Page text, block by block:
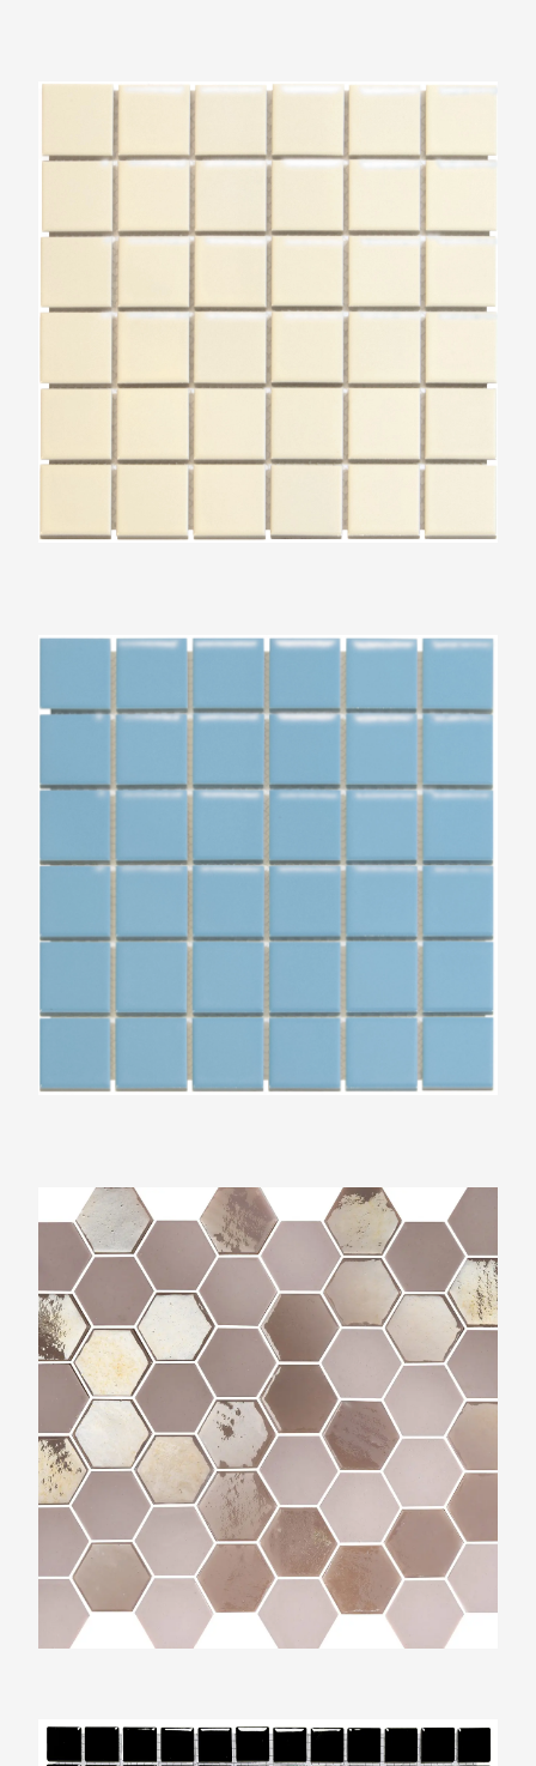
The Mosaic Factory Barcelona Crème Glans
The Mosaic Factory Barcelona Blauw Glans
The Mosaic Factory Valencia Roze
The Mosaic Factory Barcelona Zwart Glans